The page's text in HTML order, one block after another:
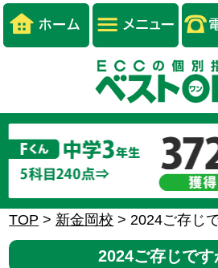
TOP > 新金岡校 >2024ご存じ
2024ご存じで